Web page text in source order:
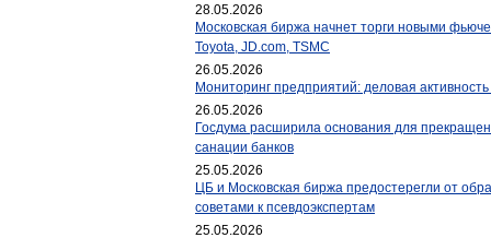
28.05.2026
Московская биржа начнет торги новыми
Toyota, JD.com, TSMC
26.05.2026
Мониторинг предприятий: деловая
26.05.2026
Госдума расширила основания для
санации банков
25.05.2026
ЦБ и Московская биржа предостерегли от
советами к псевдоэкспертам
25.05.2026